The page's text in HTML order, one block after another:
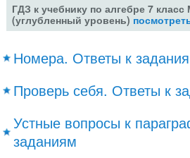
ГДЗ к учебнику по алгебре 7 класс
(углубленный уровень)
Номера. Ответы к
Проверь себя. Ответы к
Устные вопросы к
заданиям